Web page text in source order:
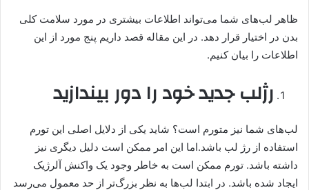
ظاهر لب‌های شما می‌تواند اطلاعات بیشتری در مورد سلامت کلی
بدن در اختیار قرار دهد. در این مقاله قصد داریم پنج مورد از این
اطلاعات را بیان کنیم.
رژلب جدید خود را دور بیندازید
لب‌های شما نیز متورم است؟ شاید یکی از دلایل اصلی این تورم
استفاده از رژ لب باشد.اما این امر ممکن است دلیل دیگری نیز
داشته باشد. تورم ممکن است به خاطر وجود یک واکنش آلرژیک
ایجاد شده باشد. در ابتدا لب‌ها به نظر بزرگ‌تر از حد معمول می‌رسد